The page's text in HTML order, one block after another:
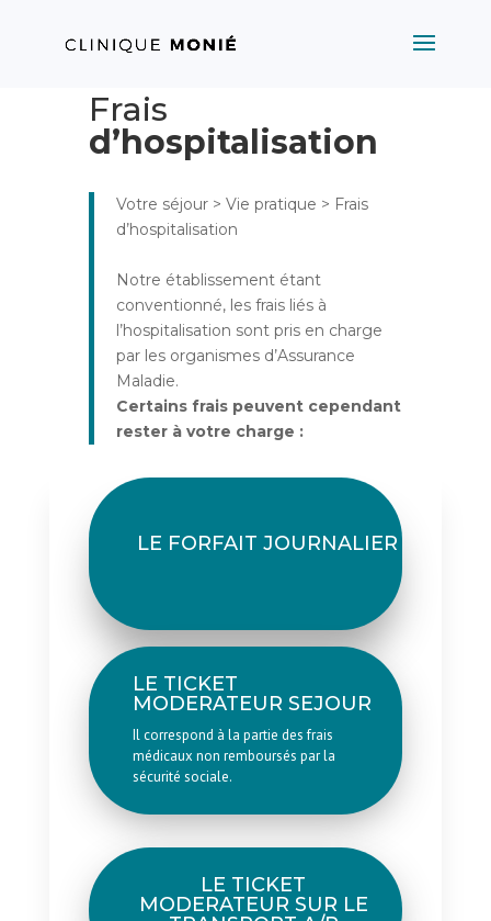
Frais
d’hospitalisation
Votre séjour > Vie pratique > Frais
d’hospitalisation
Notre établissement étant
conventionné, les frais liés à
l’hospitalisation sont pris en charge
par les organismes d’Assurance
Maladie.
Certains frais peuvent cependant
rester à votre charge :
LE FORFAIT JOURNALIER
LE TICKET
MODERATEUR SEJOUR
Il correspond à la partie des frais
médicaux non remboursés par la
sécurité sociale.
LE TICKET
MODERATEUR SUR LE